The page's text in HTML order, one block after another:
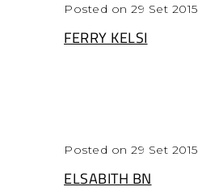
Posted on 29 Set 2015
FERRY KELSI
Posted on 29 Set 2015
ELSABITH BN